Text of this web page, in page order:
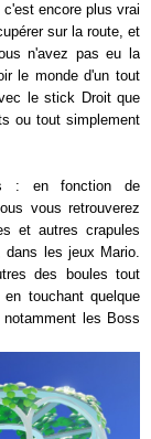
encore plus vrai
sur la route, et
n'avez pas eu la
le monde d'un tout
le stick Droit que
ou tout simplement
: en fonction de
vous retrouverez
et autres crapules
dans les jeux Mario.
des boules tout
touchant quelque
les Boss